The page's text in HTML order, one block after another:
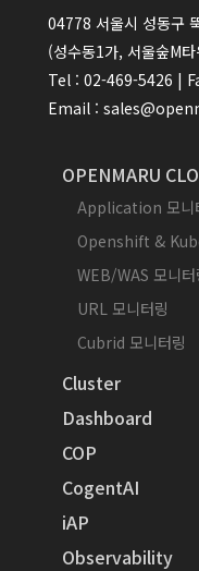
04778 서울시 성동구
(성수동1가, 서울숲M타
Tel : 02-469-5426 |
Email :
OPENMARU
Application 모니
Openshift &
WEB/WAS 모니터
URL 모니터링
Cubrid 모니터링
Cluster
Dashboard
COP
CogentAI
iAP
Observability